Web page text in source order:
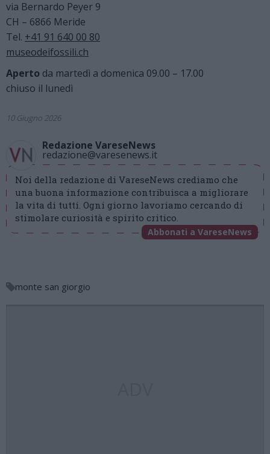
via Bernardo Peyer 9
CH – 6866 Meride
Tel. +41 91 640 00 80
museodeifossili.ch
Aperto da martedì a domenica 09.00 – 17.00
chiuso il lunedì
10 Giugno 2026
Redazione VareseNews
redazione@varesenews.it
Noi della redazione di VareseNews crediamo che
una buona informazione contribuisca a migliorare
la vita di tutti. Ogni giorno lavoriamo cercando di
stimolare curiosità e spirito critico.
Abbonati a VareseNews
monte san giorgio